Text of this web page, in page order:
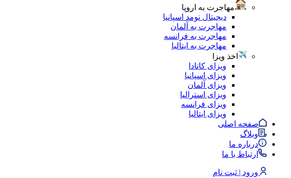
مهاجرت به اروپا
دیجیتال نومد اسپانیا
مهاجرت به آلمان
مهاجرت به فرانسه
مهاجرت به ایتالیا
اخذ ویزا
ویزای کانادا
ویزای اسپانیا
ویزای آلمان
ویزای استرالیا
ویزای فرانسه
ویزای ایتالیا
صفحه اصلی
وبلاگ
درباره ما
ارتباط با ما
ورود | ثبت نام